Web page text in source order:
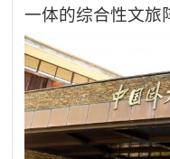
一体的综合性文旅